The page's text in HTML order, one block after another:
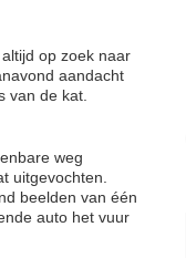
op zoek naar
aandacht
van de kat.
weg
uitgevochten.
beelden van één
auto het vuur